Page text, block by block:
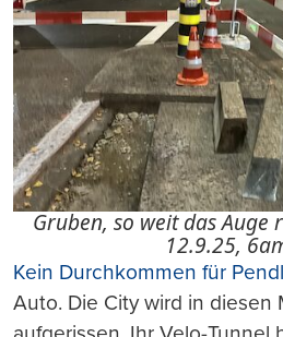
Gruben, so weit das Auge
12.9.25,
Kein Durchkommen für
Auto. Die City wird in